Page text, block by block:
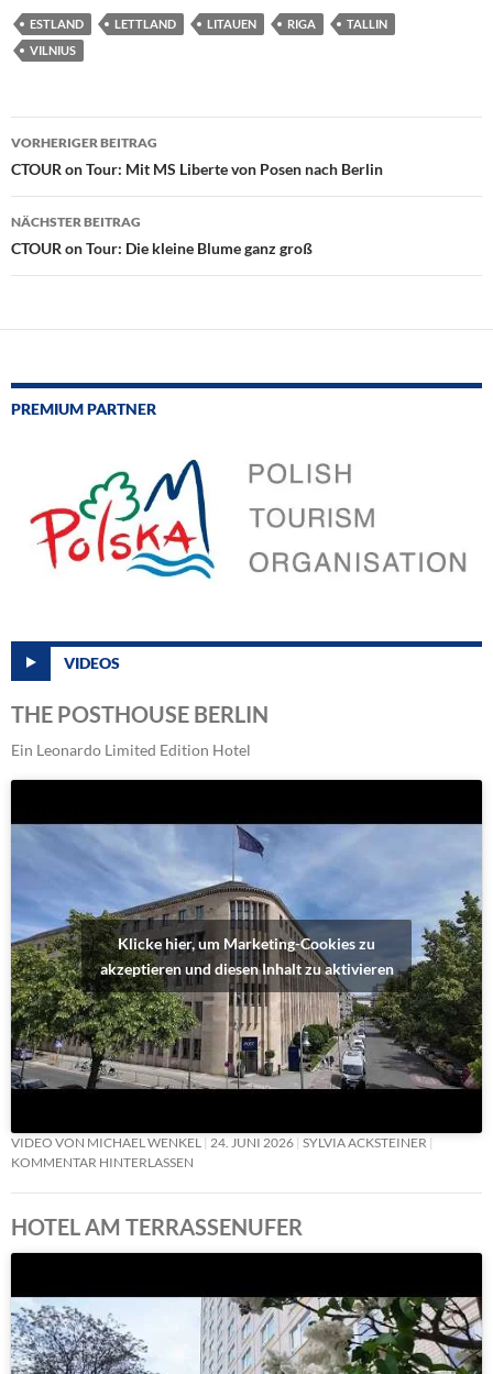
ESTLAND LETTLAND LITAUEN RIGA
TALLIN
VILNIUS
Beitragsnavigation
VORHERIGER BEITRAG
CTOUR on Tour: Mit MS Liberte von Posen nach Berlin
NÄCHSTER BEITRAG
CTOUR on Tour: Die kleine Blume ganz groß
PREMIUM PARTNER
VIDEOS
THE POSTHOUSE BERLIN
Ein Leonardo Limited Edition Hotel
Klicke hier, um Marketing-Cookies zu
akzeptieren und diesen Inhalt zu aktivieren
VIDEO VON MICHAEL WENKEL 24. JUNI 2026 SYLVIA ACKSTEINER
KOMMENTAR HINTERLASSEN
HOTEL AM TERRASSENUFER